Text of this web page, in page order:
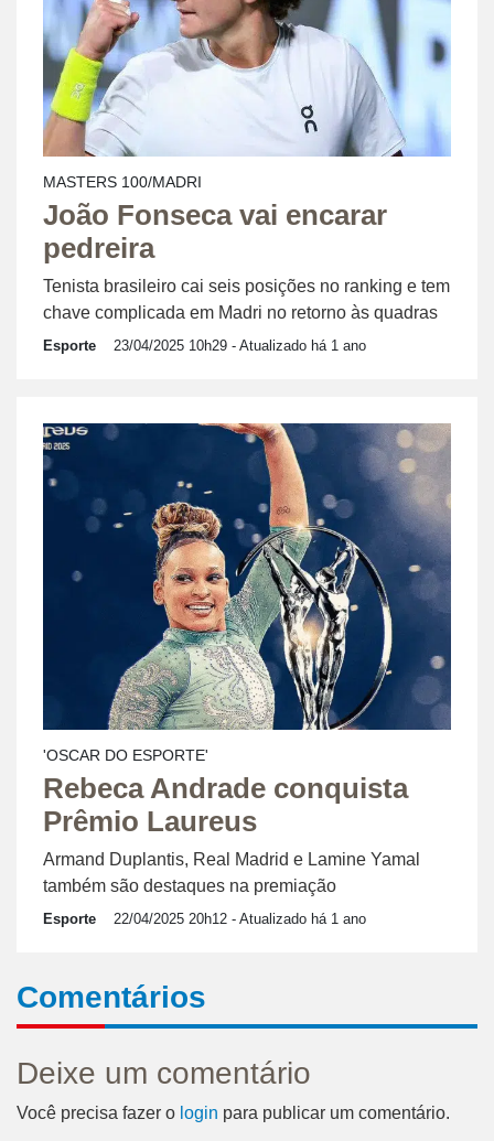
MASTERS 100/MADRI
João Fonseca vai encarar
pedreira
Tenista brasileiro cai seis posições no ranking e tem
chave complicada em Madri no retorno às quadras
Esporte 23/04/2025 10h29 - Atualizado há 1 ano
'OSCAR DO ESPORTE'
Rebeca Andrade conquista
Prêmio Laureus
Armand Duplantis, Real Madrid e Lamine Yamal
também são destaques na premiação
Esporte 22/04/2025 20h12 - Atualizado há 1 ano
Comentários
Deixe um comentário
Você precisa fazer o login para publicar um comentário.